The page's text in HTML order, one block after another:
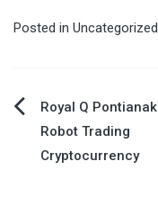
Posted in Uncategorized
Navigasi
pos
Royal Q Pontianak
Robot Trading
Cryptocurrency